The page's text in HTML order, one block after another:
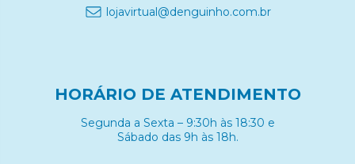
lojavirtual@denguinho.com.br
HORÁRIO DE ATENDIMENTO
Segunda a Sexta – 9:30h às 18:30 e
Sábado das 9h às 18h.